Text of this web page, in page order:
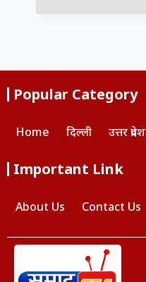
Popular Category
Home दिल्ली उत्तर प्रदेश
Important Link
About Us Contact Us